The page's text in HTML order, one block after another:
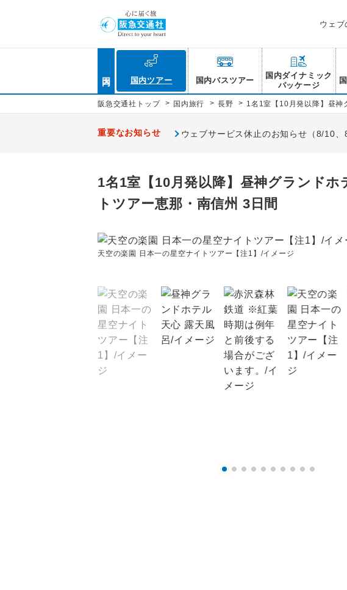
ウェブ
国内ツアー 国内バスツアー
国内ダイナミック
パッケージ
阪急交通社トップ > 国内旅行 > 長野 > 1名1室【10月発以降】昼神
重要なお知らせ ウェブサービス休止のお知らせ（8/10、
1名1室【10月発以降】昼神グランド
トツアー恵那・南信州 3日間
天空の楽園 日本一の星空ナイトツアー【注1】/イメージ